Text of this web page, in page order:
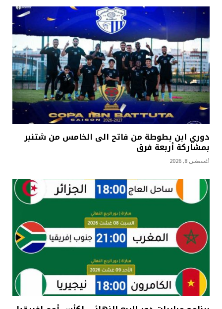
دوري ابن بطوطة من فاتح الى الخامس من شتنبر
بمشاركة أربعة فرق
أغسطس 8, 2026